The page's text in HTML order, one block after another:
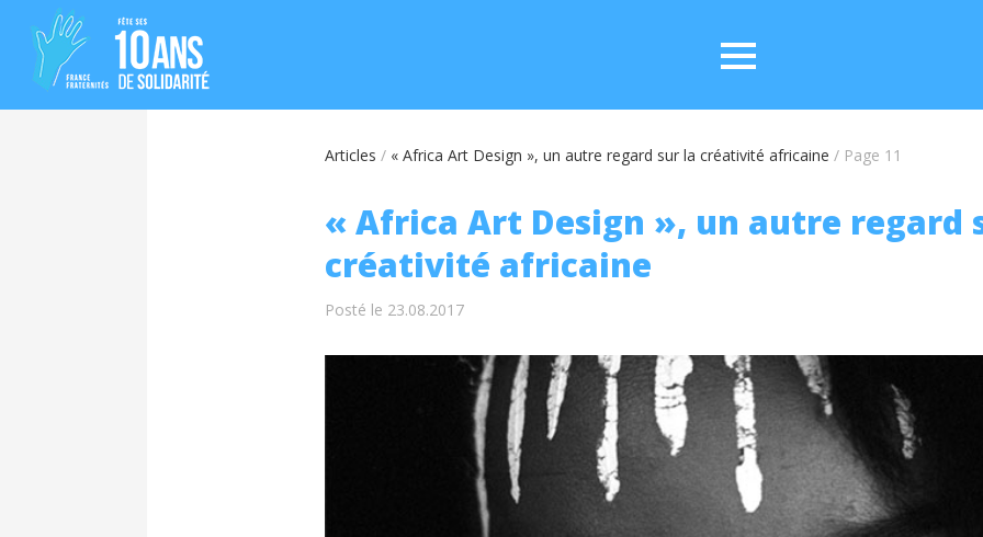
Articles / « Africa Art Design », un autre regard sur la créativité africaine / Page 11
« Africa Art Design », un autre regard
créativité africaine
Posté le 23.08.2017